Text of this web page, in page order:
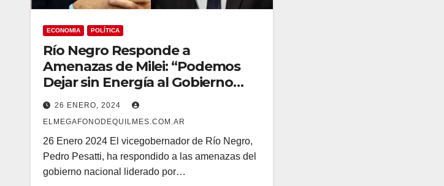
ECONOMIA POLÍTICA
Río Negro Responde a
Amenazas de Milei: “Podemos
Dejar sin Energía al Gobierno
Nacional”
26 ENERO, 2024
ELMEGAFONODEQUILMES.COM.AR
26 Enero 2024 El vicegobernador de Río Negro,
Pedro Pesatti, ha respondido a las amenazas del
gobierno nacional liderado por…